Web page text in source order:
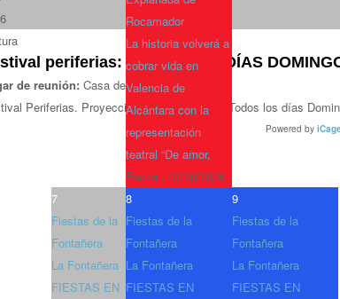
Rocamador
La historia volverá a
cobrar vida en
Valencia de
Alcántara con la
representación
teatral “De amor,
Fecha : 01/08/2026
7
Fiestas de la
Fontañera
La Fontañera
FIESTAS EN
8
Fiestas de la
Fontañera
La Fontañera
FIESTAS EN
9
Fiestas de la
Fontañera
La Fontañera
FIESTAS EN
periferias: TODOS LOS DÍAS
de reunión: Casa de la Cultura
Periferias. Proyección del documental "Todos los días
Powered by